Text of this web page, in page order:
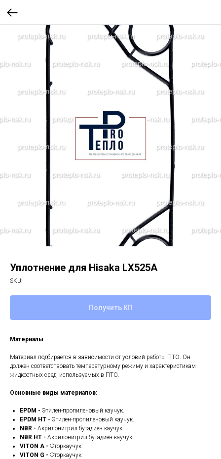
Уплотнение для Hisaka LX525A
SKU:
Получить КП
Материалы
Материал подбирается в зависимости от условий работы ПТО. Он
должен соответствовать температурному режиму и характеристикам
жидкостных сред, используемых в ПТО.
Основные виды материалов:
EPDM - Этилен-пропиленовый каучук.
EPDM HT - Этилен-пропиленовый каучук.
NBR - Акрилонитрил бутадиен каучук.
NBR HT - Акрилонитрил бутадиен каучук.
VITON A - Фторкаучук.
VITON G - Фторкаучук.